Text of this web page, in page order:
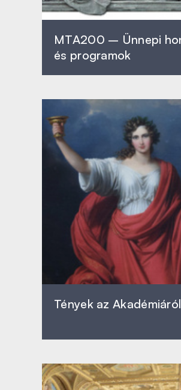
MTA200 – Ünnepi
és programok
Tények az Akadémiáról